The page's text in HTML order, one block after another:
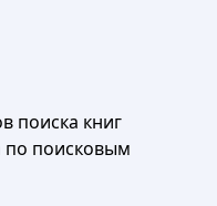
поиска книг
по поисковым